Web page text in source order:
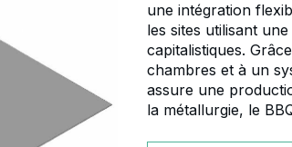
une intégration
les sites utilisant
capitalistiques.
chambres et à un
assure une
la métallurgie, le